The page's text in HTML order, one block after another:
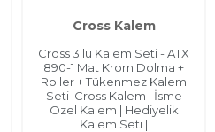
Cross Kalem
Cross 3'lü Kalem Seti - ATX
890-1 Mat Krom Dolma +
Roller + Tükenmez Kalem
Seti |Cross Kalem | İsme
Özel Kalem | Hediyelik
Kalem Seti |